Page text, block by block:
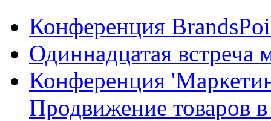
Конференция
Одиннадцатая
Конференция
Продвижение товаров